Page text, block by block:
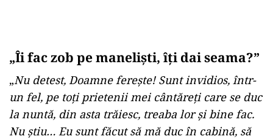
„Îi fac zob pe maneliști, îți dai seama?”
„Nu detest, Doamne ferește! Sunt invidios, într-
un fel, pe toți prietenii mei cântăreți care se duc
la nuntă, din asta trăiesc, treaba lor și bine fac.
Nu știu… Eu sunt făcut să mă duc în cabină, să